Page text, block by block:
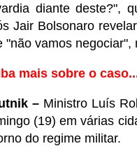
diante deste?",
Jair Bolsonaro
"não vamos
mais sobre o
– Ministro Luís
(19) em várias
do regime militar.